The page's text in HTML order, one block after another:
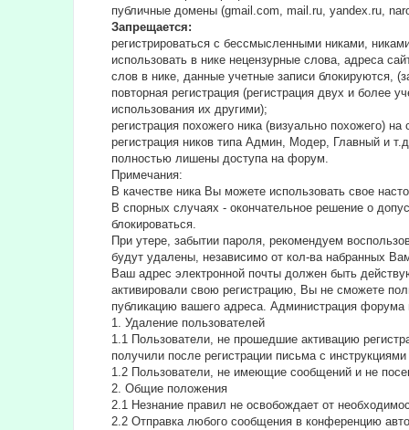
публичные домены (gmail.com, mail.ru, yandex.ru,
Запрещается:
регистрироваться с бессмысленными никами,
использовать в нике нецензурные слова, адреса
слов в нике, данные учетные записи блокируются,
повторная регистрация (регистрация двух и более
использования их другими);
регистрация похожего ника (визуально похожего)
регистрация ников типа Админ, Модер, Главный и
полностью лишены доступа на форум.
Примечания:
В качестве ника Вы можете использовать свое
В спорных случаях - окончательное решение о
блокироваться.
При утере, забытии пароля, рекомендуем
будут удалены, независимо от кол-ва набранных
Ваш адрес электронной почты должен быть
активировали свою регистрацию, Вы не сможете
публикацию вашего адреса. Администрация
1. Удаление пользователей
1.1 Пользователи, не прошедшие активацию
получили после регистрации письма с
1.2 Пользователи, не имеющие сообщений и не
2. Общие положения
2.1 Hезнание правил не освобождает от
2.2 Отправка любого сообщения в конференцию